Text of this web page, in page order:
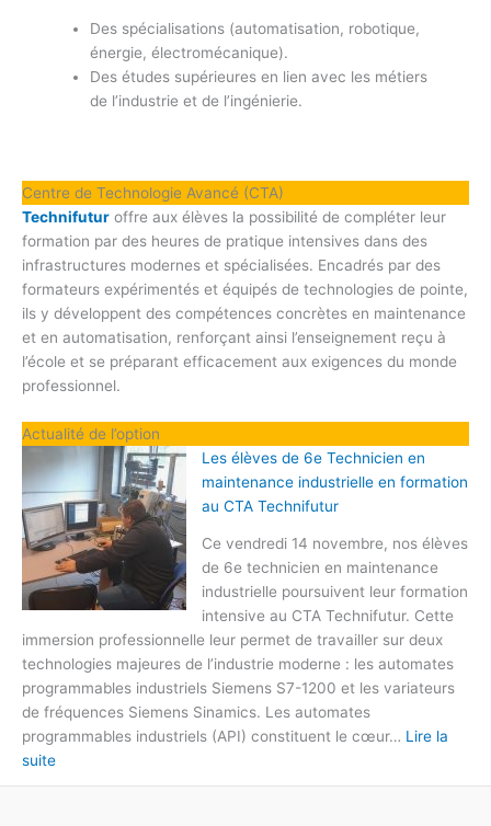
Des spécialisations (automatisation, robotique,
énergie, électromécanique).
Des études supérieures en lien avec les métiers
de l’industrie et de l’ingénierie.
Centre de Technologie Avancé (CTA)
Technifutur offre aux élèves la possibilité de compléter leur
formation par des heures de pratique intensives dans des
infrastructures modernes et spécialisées. Encadrés par des
formateurs expérimentés et équipés de technologies de pointe,
ils y développent des compétences concrètes en maintenance
et en automatisation, renforçant ainsi l’enseignement reçu à
l’école et se préparant efficacement aux exigences du monde
professionnel.
Actualité de l’option
Les élèves de 6e Technicien en
maintenance industrielle en formation
au CTA Technifutur
Ce vendredi 14 novembre, nos élèves
de 6e technicien en maintenance
industrielle poursuivent leur formation
intensive au CTA Technifutur. Cette
immersion professionnelle leur permet de travailler sur deux
technologies majeures de l’industrie moderne : les automates
programmables industriels Siemens S7-1200 et les variateurs
de fréquences Siemens Sinamics. Les automates
programmables industriels (API) constituent le cœur… Lire la
suite:
Les